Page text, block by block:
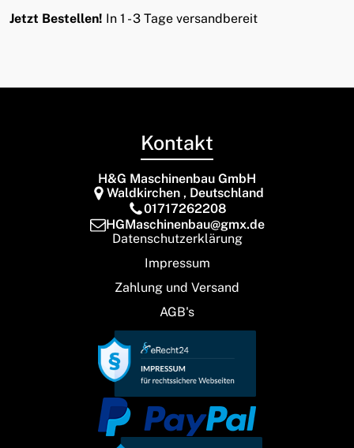
Jetzt Bestellen! In 1 - 3 Tage versandbereit
Kontakt
H&G Maschinenbau GmbH
Waldkirchen , Deutschland
01717262208
HGMaschinenbau@gmx.de
Datenschutzerklärung
Impressum
Zahlung und Versand
AGB's